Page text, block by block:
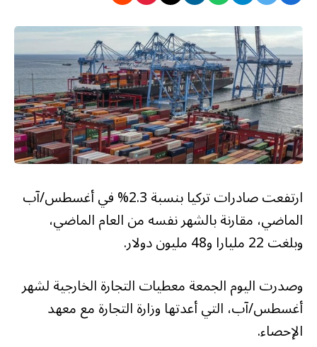
ارتفعت صادرات تركيا بنسبة 2.3% في أغسطس/آب
الماضي، مقارنة بالشهر نفسه من العام الماضي،
وبلغت 22 مليارا و48 مليون دولار.
وصدرت اليوم الجمعة معطيات التجارة الخارجية لشهر
أغسطس/آب، التي أعدتها وزارة التجارة مع معهد
الإحصاء.